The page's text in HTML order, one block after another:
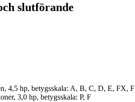
slutförande
4,5 hp, betygsskala: A, B, C, D, E, FX, F
3,0 hp, betygsskala: P, F